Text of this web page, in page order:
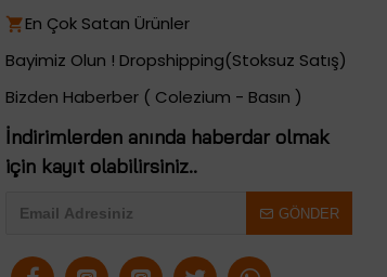
En Çok Satan Ürünler
Bayimiz Olun ! Dropshipping(Stoksuz Satış)
Bizden Haberber ( Colezium - Basın )
İndirimlerden anında haberdar olmak
için kayıt olabilirsiniz..
GÖNDER